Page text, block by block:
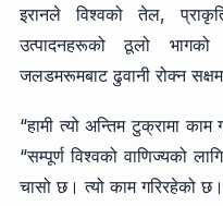
इरानले विश्वको तेल,
उत्पादनहरूको ठूलो भागको
जलडमरूमबाट ढुवानी रोक्न
“हामी त्यो अन्तिम टुक्रामा
“सम्पूर्ण विश्वको वाणिज्यको
चासो छ। त्यो काम गरिरहेको